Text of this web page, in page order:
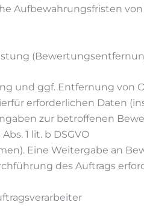
Aufbewahrungsfristen von
und ggf. Entfernung von
erforderlichen Daten
zur betroffenen
1 lit. b DSGVO
Eine Weitergabe an
des Auftrags